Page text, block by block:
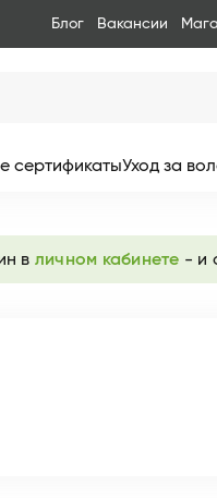
Блог Вакансии
сертификатыУход за
в личном кабинете - и